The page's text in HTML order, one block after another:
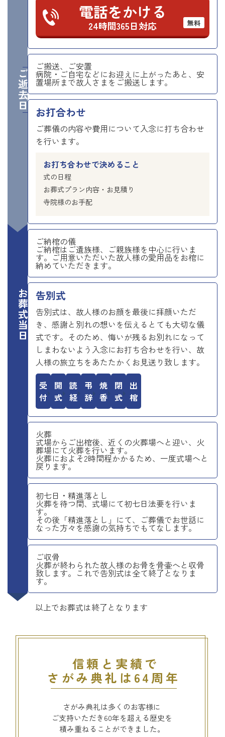
ご逝去日
電話をかける
24時間365日対応 無料
ご搬送、ご安置
病院・ご自宅などにお迎えに上がったあと、安
置場所まで故人さまをご搬送します。
お打合わせ
ご葬儀の内容や費用について入念に打ち合わせ
を行います。
お打ち合わせで決めること
式の日程
お葬式プラン内容・お見積り
寺院様のお手配
お葬式当日
ご納棺の儀
ご納棺はご遺族様、ご親族様を中心に行いま
す。ご用意いただいた故人様の愛用品をお棺に
納めていただきます。
告別式
告別式は、故人様のお顔を最後に拝顔いただ
き、感謝と別れの想いを伝えるとても大切な儀
式です。そのため、悔いが残るお別れになって
しまわないよう入念にお打ち合わせを行い、故
人様の旅立ちをあたたかくお見送り致します。
受付 開式 読経 弔辞 焼香 閉式 出棺
火葬
式場からご出棺後、近くの火葬場へと迎い、火
葬場にて火葬を行います。
火葬におよそ2時間程かかるため、一度式場へと
戻ります。
初七日・精進落とし
火葬を待つ間、式場にて初七日法要を行いま
す。
その後「精進落とし」にて、ご葬儀でお世話に
なった方々を感謝の気持ちでもてなします。
ご収骨
火葬が終わられた故人様のお骨を骨壷へと収骨
致します。これで告別式は全て終了となりま
す。
以上でお葬式は終了となります
信頼と実績で
さがみ典礼は64周年
さがみ典礼は多くのお客様に
ご支持いただき60年を超える歴史を
積み重ねることができました。